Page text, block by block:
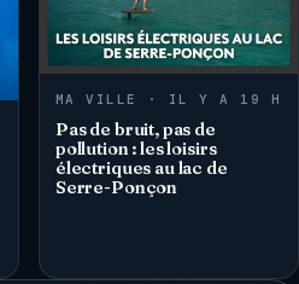
MA VILLE · IL Y A 19 H
Pas de bruit, pas de
pollution : les loisirs
électriques au lac de
Serre-Ponçon